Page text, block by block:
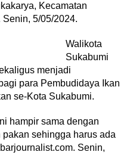
Kecamatan
5/05/2024.
Walikota
Sukabumi
menjadi
para Pembudidaya Ikan
se-Kota Sukabumi.
hampir sama dengan
sehingga harus ada
Senin,